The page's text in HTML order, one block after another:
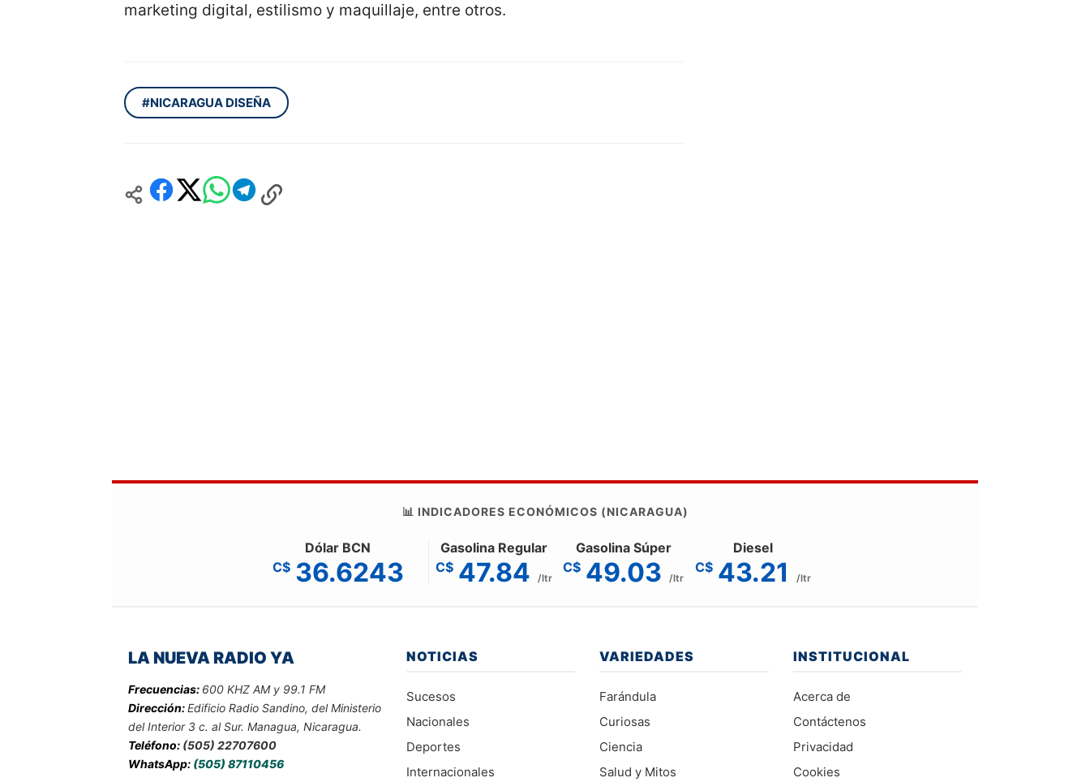
marketing digital, estilismo y maquillaje, entre otros.
#NICARAGUA DISEÑA
📊 INDICADORES ECONÓMICOS (NICARAGUA)
Dólar BCN
C$ 36.6243
Gasolina Regular
C$ 47.84 /ltr
Gasolina Súper
C$ 49.03 /ltr
Diesel
C$ 43.21 /ltr
LA NUEVA RADIO YA
Frecuencias: 600 KHZ AM y 99.1 FM
Dirección:Edificio Radio Sandino, del Ministerio
del Interior 3 c. al Sur. Managua, Nicaragua.
Teléfono: (505) 22707600
WhatsApp: (505) 87110456
NOTICIAS
Sucesos
Nacionales
Deportes
Internacionales
VARIEDADES
Farándula
Curiosas
Ciencia
Salud y Mitos
INSTITUCIONAL
Acerca de
Contáctenos
Privacidad
Cookies